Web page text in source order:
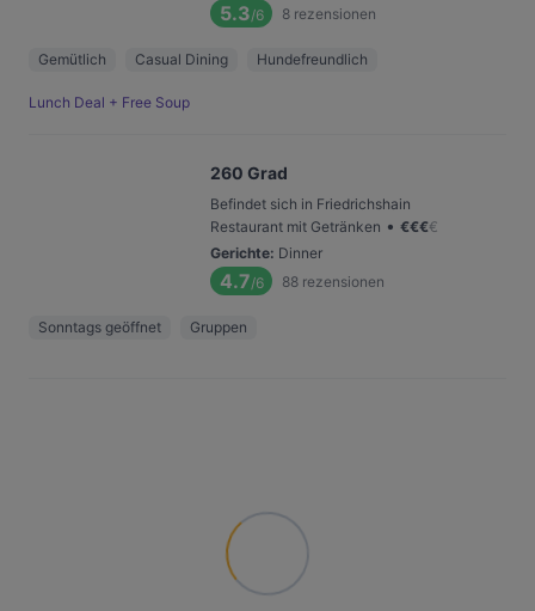
5.3/6 8 rezensionen
Gemütlich Casual Dining Hundefreundlich
Lunch Deal + Free Soup
260 Grad
Befindet sich in Friedrichshain
Restaurant mit Getränken • €€€€
Gerichte: Dinner
4.7/6 88 rezensionen
Sonntags geöffnet Gruppen